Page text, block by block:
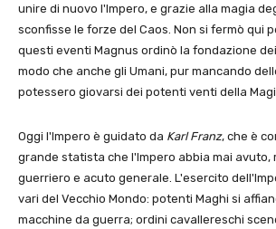
unire di nuovo l'Impero, e grazie alla magia
sconfisse le forze del Caos. Non si fermò qui
questi eventi Magnus ordinò la fondazione dei
modo che anche gli Umani, pur mancando
potessero giovarsi dei potenti venti della
Oggi l'Impero è guidato da Karl Franz, che è
grande statista che l'Impero abbia mai avuto,
guerriero e acuto generale. L'esercito
vari del Vecchio Mondo: potenti Maghi si
macchine da guerra; ordini cavallereschi